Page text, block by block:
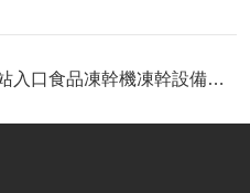
蕾丝视频APP网站入口食品凍幹機凍幹設備激發農產品加工潛力